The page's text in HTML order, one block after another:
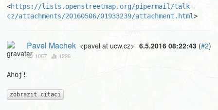
<https://lists.openstreetmap.org/pipermail/talk-
cz/attachments/20160506/01933239/attachment.html>
6.5.2016 08:22:43 (#2)
Pavel Machek <pavel at ucw.cz>
1067 1226
Ahoj!
zobrazit citaci